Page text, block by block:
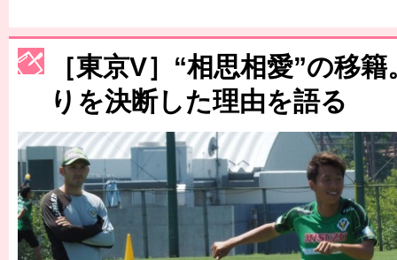
［3230号］世界一への夢は終わらない
［3223号］一丸。日本出陣
［3222号］史上最大のW杯開幕 注目は「個」
長谷川 アーリアジャスールさんがシンポジウム「気候変動から命
［東京V］“相思相愛”の移
りを決断した理由を語る